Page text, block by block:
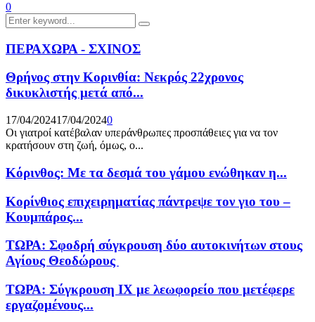
0
Search
for:
Search
ΠΕΡΑΧΩΡΑ - ΣΧΙΝΟΣ
Θρήνος στην Κορινθία: Νεκρός 22χρονος
δικυκλιστής μετά από...
17/04/202417/04/20240
Οι γιατροί κατέβαλαν υπεράνθρωπες προσπάθειες για να τον
κρατήσουν στη ζωή, όμως, ο...
Κόρινθος: Με τα δεσμά του γάμου ενώθηκαν η...
Κορίνθιος επιχειρηματίας πάντρεψε τον γιο του –
Κουμπάρος...
ΤΩΡΑ: Σφοδρή σύγκρουση δύο αυτοκινήτων στους
Αγίους Θεοδώρους
ΤΩΡΑ: Σύγκρουση ΙΧ με λεωφορείο που μετέφερε
εργαζομένους...